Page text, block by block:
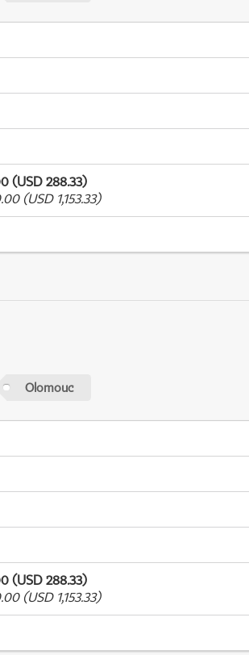
(USD 288.33)
(USD 1,153.33)
Olomouc
(USD 288.33)
(USD 1,153.33)